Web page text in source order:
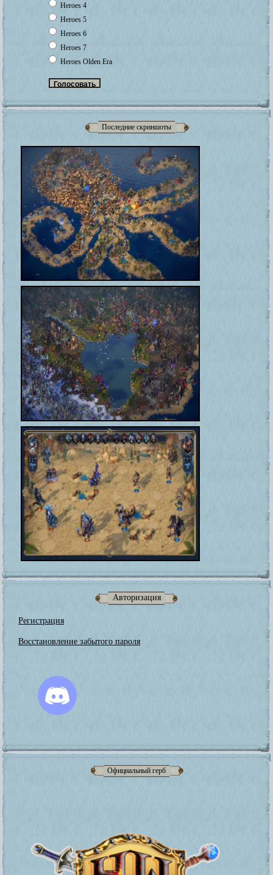
Heroes 4
Heroes 5
Heroes 6
Heroes 7
Heroes Olden Era
Последние скриншоты
Авторизация
Регистрация
Восстановление забытого пароля
Официальный герб